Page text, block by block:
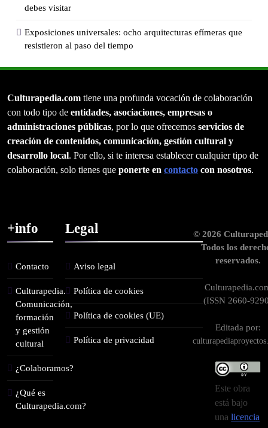
debes visitar
Exposiciones universales: ocho arquitecturas efímeras que
resistieron al paso del tiempo
Culturapedia.com tiene una profunda vocación de colaboración
con todo tipo de entidades, asociaciones, empresas o
administraciones públicas, por lo que ofrecemos servicios de
creación de contenidos, comunicación, gestión cultural y
desarrollo local. Por ello, si te interesa establecer cualquier tipo de
colaboración, solo tienes que ponerte en contacto con nosotros.
+info
Contacto
Culturapedia.
Comunicación,
formación
y gestión
cultural
¿Colaboramos?
¿Qué es
Culturapedia.com?
Legal
Aviso legal
Política de cookies
Política de cookies (UE)
Política de privacidad
© 2026
Todos los
reservados.
(ISSN 2660-
Editada por:
Este obra
está bajo
unalicencia